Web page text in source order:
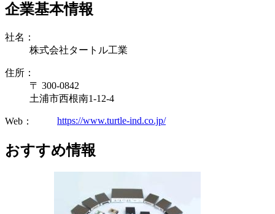
企業基本情報
社名：
株式会社タートル工業
住所：
〒 300-0842
土浦市西根南1-12-4
Web： https://www.turtle-ind.co.jp/
おすすめ情報